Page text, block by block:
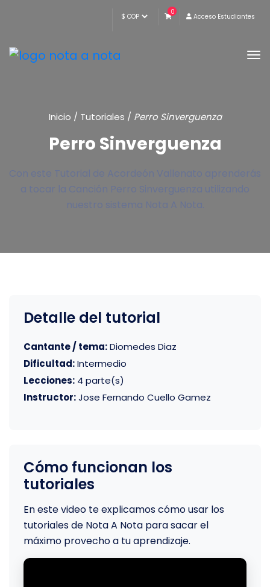
0
Acceso Estudiantes
Inicio / Tutoriales / Perro Sinverguenza
Perro Sinverguenza
Con este Tutorial de Acordeón Vallenato aprenderás
a tocar la Canción Perro Sinverguenza utilizando
nuestro sistema Nota A Nota.
Detalle del tutorial
Cantante / tema:Diomedes Diaz
Dificultad:Intermedio
Lecciones: 4 parte(s)
Instructor:Jose Fernando Cuello Gamez
Cómo funcionan los
tutoriales
En este video te explicamos cómo usar los
tutoriales de Nota A Nota para sacar el
máximo provecho a tu aprendizaje.